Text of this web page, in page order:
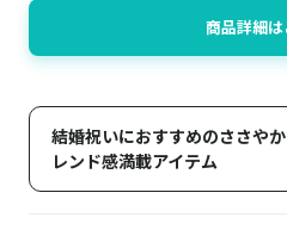
商品詳細は
結婚祝いにおすすめのささや
レンド感満載アイテム